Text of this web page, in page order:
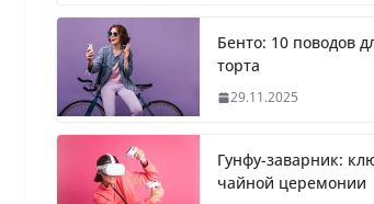
Бенто: 10 поводов
торта
29.11.2025
Гунфу-заварник:
чайной церемонии